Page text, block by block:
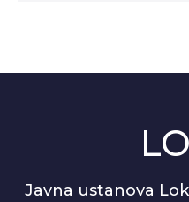
Javna ustanova